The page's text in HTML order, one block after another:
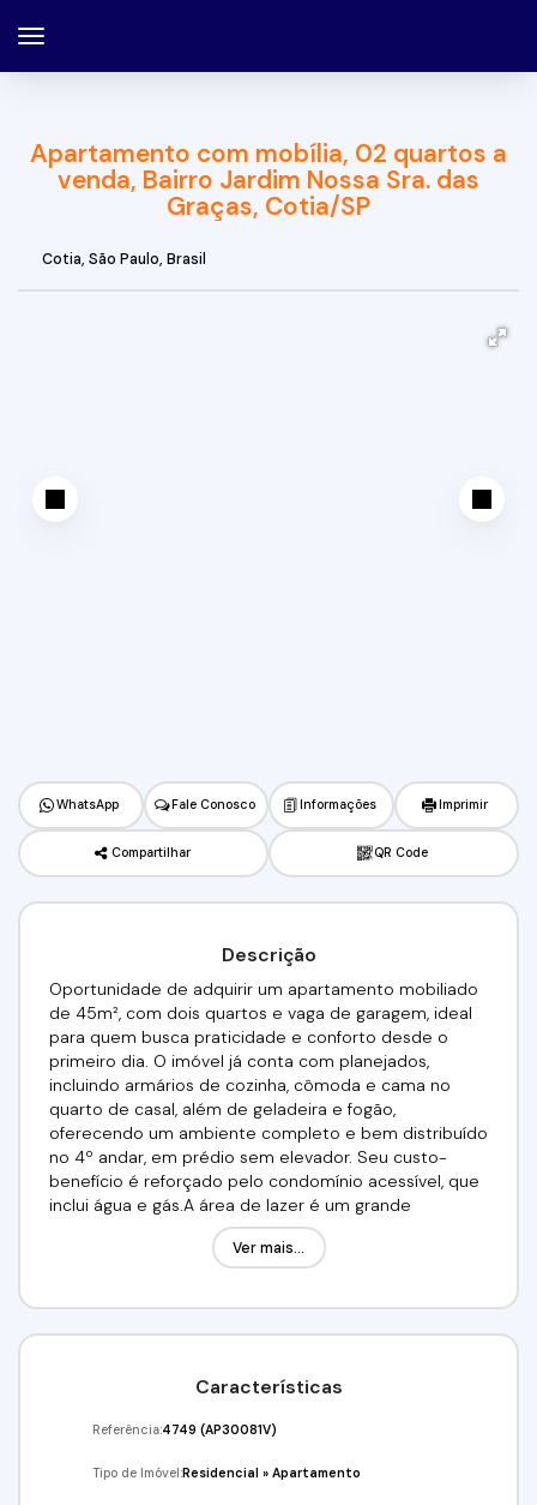
Apartamento com mobília, 02 quartos a
venda, Bairro Jardim Nossa Sra. das
Graças, Cotia/SP
Cotia, São Paulo, Brasil
WhatsApp Fale Conosco Informações Imprimir
Compartilhar QR Code
Descrição
Oportunidade de adquirir um apartamento mobiliado
de 45m², com dois quartos e vaga de garagem, ideal
para quem busca praticidade e conforto desde o
primeiro dia. O imóvel já conta com planejados,
incluindo armários de cozinha, cômoda e cama no
quarto de casal, além de geladeira e fogão,
oferecendo um ambiente completo e bem distribuído
no 4º andar, em prédio sem elevador. Seu custo-
benefício é reforçado pelo condomínio acessível, que
inclui água e gás.A área de lazer é um grande
diferencial, oferecendo piscina para momentos de
diversão e descanso, perfeita para quem valoriza
agrega ainda mais valor, proporcionando fácil acesso
ao comércio local, serviços essenciais e vias
completo e muito bem situado, ideal para quem
Ver mais...
Características
Referência:4749 (AP30081V)
Tipo de Imóvel:Residencial »Apartamento